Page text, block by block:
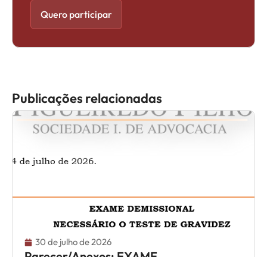
Quero participar
Publicações relacionadas
30 de julho de 2026